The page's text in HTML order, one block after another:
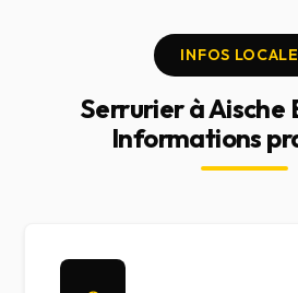
INFOS
Serrurier à Aische
Informations